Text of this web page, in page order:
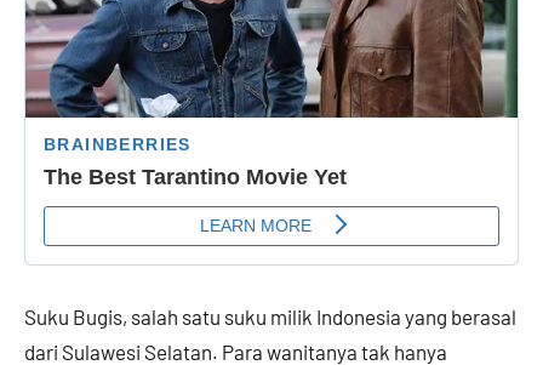
Suku Bugis, salah satu suku milik Indonesia yang berasal
dari Sulawesi Selatan. Para wanitanya tak hanya